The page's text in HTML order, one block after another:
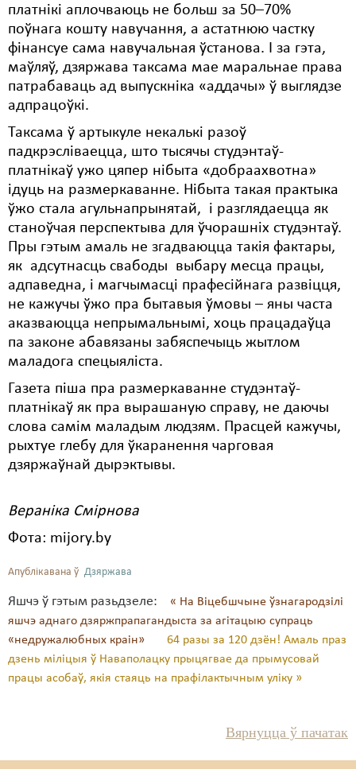
платнікі аплочваюць не больш за 50–70%
поўнага кошту навучання, а астатнюю частку
фінансуе сама навучальная ўстанова. І за гэта,
маўляў, дзяржава таксама мае маральнае права
патрабаваць ад выпускніка «аддачы» ў выглядзе
адпрацоўкі.
Таксама ў артыкуле некалькі разоў
падкрэсліваецца, што тысячы студэнтаў-
платнікаў ужо цяпер нібыта «добраахвотна»
ідуць на размеркаванне. Нібыта такая практыка
ўжо стала агульнапрынятай, і разглядаецца як
станоўчая перспектыва для ўчорашніх студэнтаў.
Пры гэтым амаль не згадваюцца такія фактары,
як адсутнасць свабоды выбару месца працы,
адпаведна, і магчымасці прафесійнага развіцця,
не кажучы ўжо пра бытавыя ўмовы – яны часта
аказваюцца непрымальнымі, хоць працадаўца
па законе абавязаны забяспечыць жытлом
маладога спецыяліста.
Газета піша пра размеркаванне студэнтаў-
платнікаў як пра вырашаную справу, не даючы
слова самім маладым людзям. Прасцей кажучы,
рыхтуе глебу для ўкаранення чарговая
дзяржаўнай дырэктывы.
Вераніка Смірнова
Фота: mijory.by
Апублікавана ў Дзяржава
Яшчэ ў гэтым разьдзеле:
« На Віцебшчыне ўзнагародзілі
яшчэ аднаго дзяржпрапагандыста за агітацыю супраць
«недружалюбных краін»
64 разы за 120 дзён! Амаль праз
дзень міліцыя ў Наваполацку прыцягвае да прымусовай
працы асобаў, якія стаяць на прафілактычным уліку »
Вярнуцца ў пачатак